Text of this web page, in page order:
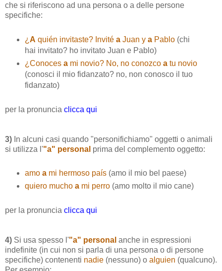
che si riferiscono ad una persona o a delle persone
specifiche:
¿ A quién invitaste? Invité aJuan yaPablo(chi
hai invitato? ho invitato Juan e Pablo)
¿Conocesami novio? No, no conozco atu novio
(conosci il mio fidanzato? no, non conosco il tuo
fidanzato)
per la pronuncia clicca qui
3) In alcuni casi quando "personifichiamo" oggetti o animali
si utilizza l'"a" personal prima del complemento oggetto:
amo ami hermoso país (amo il mio bel paese)
quiero muchoami perro (amo molto il mio cane)
per la pronuncia clicca qui
4) Si usa spesso l'"a" personal anche in espressioni
indefinite (in cui non si parla di una persona o di persone
specifiche) contenenti nadie (nessuno) o alguien (qualcuno).